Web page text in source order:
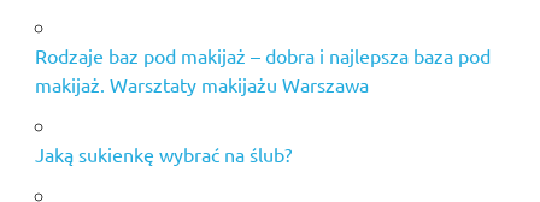
Rodzaje baz pod makijaż – dobra i najlepsza baza pod
makijaż. Warsztaty makijażu Warszawa
Jaką sukienkę wybrać na ślub?